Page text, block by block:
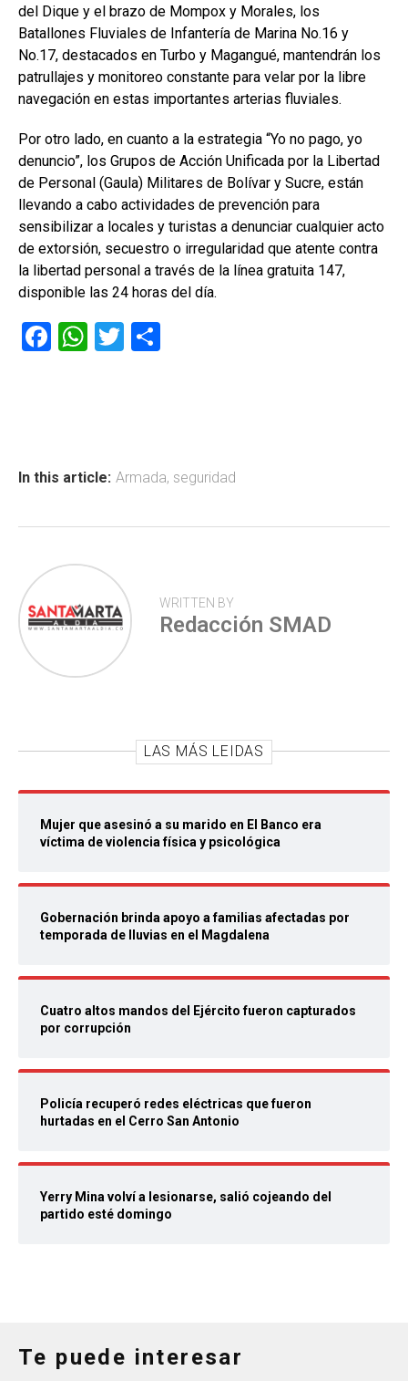
del Dique y el brazo de Mompox y Morales, los
Batallones Fluviales de Infantería de Marina No.16 y
No.17, destacados en Turbo y Magangué, mantendrán los
patrullajes y monitoreo constante para velar por la libre
navegación en estas importantes arterias fluviales.
Por otro lado, en cuanto a la estrategia “Yo no pago, yo
denuncio”, los Grupos de Acción Unificada por la Libertad
de Personal (Gaula) Militares de Bolívar y Sucre, están
llevando a cabo actividades de prevención para
sensibilizar a locales y turistas a denunciar cualquier acto
de extorsión, secuestro o irregularidad que atente contra
la libertad personal a través de la línea gratuita 147,
disponible las 24 horas del día.
F
ok
W
p
T
tir
In this article: Armada, seguridad
WRITTEN BY
Redacción SMAD
LAS MÁS LEIDAS
Mujer que asesinó a su marido en El Banco era
víctima de violencia física y psicológica
Gobernación brinda apoyo a familias afectadas por
temporada de lluvias en el Magdalena
Cuatro altos mandos del Ejército fueron capturados
por corrupción
Policía recuperó redes eléctricas que fueron
hurtadas en el Cerro San Antonio
Yerry Mina volví a lesionarse, salió cojeando del
partido esté domingo
Te puede interesar